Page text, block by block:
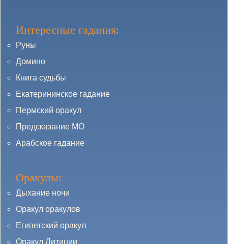
Интересные гадания:
Руны
Домино
Книга судьбы
Екатерининское гадание
Пермский оракул
Предсказание МО
Арабское гадание
Оракулы:
Дыхание ночи
Оракул оракулов
Египетский оракул
Оракул Литиции